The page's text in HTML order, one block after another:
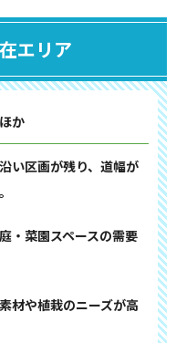
エリア
か
い区画が残り、道幅が
・菜園スペースの需要
材や植栽のニーズが高